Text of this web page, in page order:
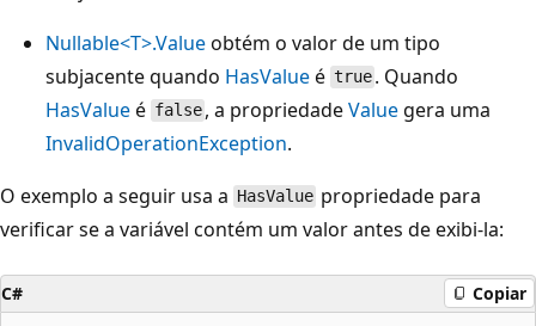
Nullable<T>.Valueobtém o valor de um tipo
subjacente quando HasValueé true . Quando
HasValueé false , a propriedadeValue gera uma
InvalidOperationException.
O exemplo a seguir usa a HasValue propriedade para
verificar se a variável contém um valor antes de exibi-la:
C# Copiar